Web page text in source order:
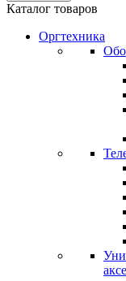
Каталог товаров
Оргтехника